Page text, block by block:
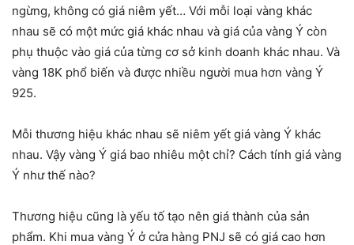
ngừng, không có giá niêm yết… Với mỗi loại vàng khác
nhau sẽ có một mức giá khác nhau và giá của vàng Ý còn
phụ thuộc vào giá của từng cơ sở kinh doanh khác nhau. Và
vàng 18K phổ biến và được nhiều người mua hơn vàng Ý
925.
Mỗi thương hiệu khác nhau sẽ niêm yết giá vàng Ý khác
nhau. Vậy vàng Ý giá bao nhiêu một chỉ? Cách tính giá vàng
Ý như thế nào?
Thương hiệu cũng là yếu tố tạo nên giá thành của sản
phẩm. Khi mua vàng Ý ở cửa hàng PNJ sẽ có giá cao hơn